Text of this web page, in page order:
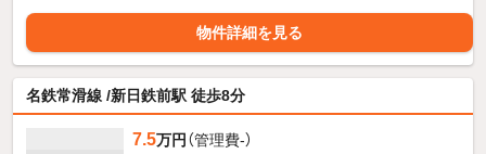
物件詳細を見る
名鉄常滑線 /新日鉄前駅 徒歩8分
7.5万円 （管理費-）